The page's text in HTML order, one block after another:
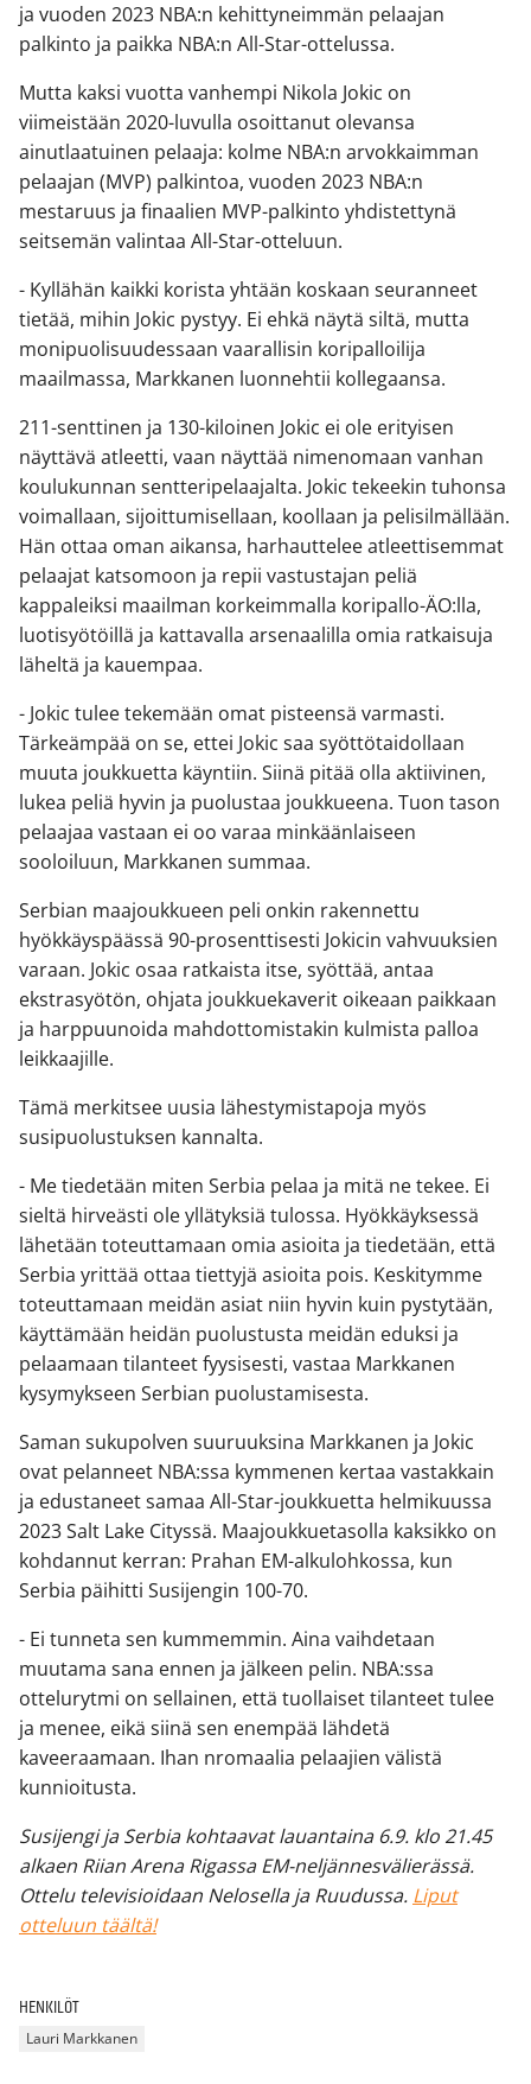
ja vuoden 2023 NBA:n kehittyneimmän pelaajan
palkinto ja paikka NBA:n All-Star-ottelussa.
Mutta kaksi vuotta vanhempi Nikola Jokic on
viimeistään 2020-luvulla osoittanut olevansa
ainutlaatuinen pelaaja: kolme NBA:n arvokkaimman
pelaajan (MVP) palkintoa, vuoden 2023 NBA:n
mestaruus ja finaalien MVP-palkinto yhdistettynä
seitsemän valintaa All-Star-otteluun.
- Kyllähän kaikki korista yhtään koskaan seuranneet
tietää, mihin Jokic pystyy. Ei ehkä näytä siltä, mutta
monipuolisuudessaan vaarallisin koripalloilija
maailmassa, Markkanen luonnehtii kollegaansa.
211-senttinen ja 130-kiloinen Jokic ei ole erityisen
näyttävä atleetti, vaan näyttää nimenomaan vanhan
koulukunnan sentteripelaajalta. Jokic tekeekin tuhonsa
voimallaan, sijoittumisellaan, koollaan ja pelisilmällään.
Hän ottaa oman aikansa, harhauttelee atleettisemmat
pelaajat katsomoon ja repii vastustajan peliä
kappaleiksi maailman korkeimmalla koripallo-ÄO:lla,
luotisyötöillä ja kattavalla arsenaalilla omia ratkaisuja
läheltä ja kauempaa.
- Jokic tulee tekemään omat pisteensä varmasti.
Tärkeämpää on se, ettei Jokic saa syöttötaidollaan
muuta joukkuetta käyntiin. Siinä pitää olla aktiivinen,
lukea peliä hyvin ja puolustaa joukkueena. Tuon tason
pelaajaa vastaan ei oo varaa minkäänlaiseen
sooloiluun, Markkanen summaa.
Serbian maajoukkueen peli onkin rakennettu
hyökkäyspäässä 90-prosenttisesti Jokicin vahvuuksien
varaan. Jokic osaa ratkaista itse, syöttää, antaa
ekstrasyötön, ohjata joukkuekaverit oikeaan paikkaan
ja harppuunoida mahdottomistakin kulmista palloa
leikkaajille.
Tämä merkitsee uusia lähestymistapoja myös
susipuolustuksen kannalta.
- Me tiedetään miten Serbia pelaa ja mitä ne tekee. Ei
sieltä hirveästi ole yllätyksiä tulossa. Hyökkäyksessä
lähetään toteuttamaan omia asioita ja tiedetään, että
Serbia yrittää ottaa tiettyjä asioita pois. Keskitymme
toteuttamaan meidän asiat niin hyvin kuin pystytään,
käyttämään heidän puolustusta meidän eduksi ja
pelaamaan tilanteet fyysisesti, vastaa Markkanen
kysymykseen Serbian puolustamisesta.
Saman sukupolven suuruuksina Markkanen ja Jokic
ovat pelanneet NBA:ssa kymmenen kertaa vastakkain
ja edustaneet samaa All-Star-joukkuetta helmikuussa
2023 Salt Lake Cityssä. Maajoukkuetasolla kaksikko on
kohdannut kerran: Prahan EM-alkulohkossa, kun
Serbia päihitti Susijengin 100-70.
- Ei tunneta sen kummemmin. Aina vaihdetaan
muutama sana ennen ja jälkeen pelin. NBA:ssa
ottelurytmi on sellainen, että tuollaiset tilanteet tulee
ja menee, eikä siinä sen enempää lähdetä
kaveeraamaan. Ihan nromaalia pelaajien välistä
kunnioitusta.
Susijengi ja Serbia kohtaavat lauantaina 6.9. klo 21.45
alkaen Riian Arena Rigassa EM-neljännesvälierässä.
Ottelu televisioidaan Nelosella ja Ruudussa. Liput
otteluun täältä!
HENKILÖT
Lauri Markkanen